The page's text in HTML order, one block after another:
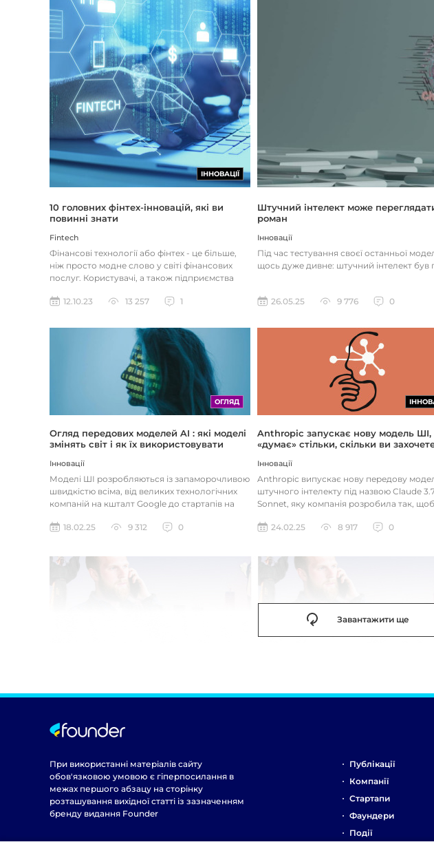
ІННОВАЦІЇ
10 головних фінтех-інновацій, які ви
повинні знати
Fintech
Фінансові технології або фінтех - це більше,
ніж просто модне слово у світі фінансових
послуг. Користувачі, а також підприємства
12.10.23
13 257 1
Штучний інтелект може
роман
Інновації
Під час тестування своєї останньої
щось дуже дивне: штучний інтелект був
26.05.25 9 776 0
ОГЛЯД
Огляд передових моделей AI : які моделі
змінять світ і як їх використовувати
Інновації
Моделі ШІ розробляються із запаморочливою
швидкістю всіма, від великих технологічних
компаній на кшталт Google до стартапів на
18.02.25
9 312 0
Anthropic запускає нову модель ШІ,
«думає» стільки, скільки ви
Інновації
Anthropic випускає нову передову
штучного інтелекту під назвою Claude
Sonnet, яку компанія розробила так,
24.02.25
8 917 0
Завантажити ще
При використанні матеріалів сайту
обов'язковою умовою є гіперпосилання в
межах першого абзацу на сторінку
розташування вихідної статті із зазначенням
бренду видання Founder
Публікації
Компанії
Стартапи
Фаундери
Події